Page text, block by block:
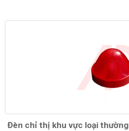
Đèn chỉ thị khu vực loại thường